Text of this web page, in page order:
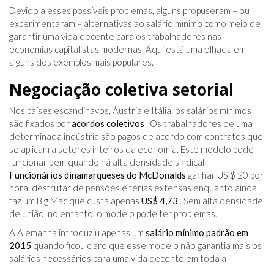
Devido a esses possíveis problemas, alguns propuseram – ou
experimentaram – alternativas ao salário mínimo como meio de
garantir uma vida decente para os trabalhadores nas
economias capitalistas modernas. Aqui está uma olhada em
alguns dos exemplos mais populares.
Negociação coletiva setorial
Nos países escandinavos, Áustria e Itália, os salários mínimos
são fixados poracordos coletivos . Os trabalhadores de uma
determinada indústria são pagos de acordo com contratos que
se aplicam a setores inteiros da economia. Este modelo pode
funcionar bem quando há alta densidade sindical —
Funcionários dinamarqueses do McDonalds ganhar US $ 20 por
hora, desfrutar de pensões e férias extensas enquanto ainda
faz um Big Mac que custa apenas US$ 4,73 . Sem alta densidade
de união, no entanto, o modelo pode ter problemas.
A Alemanha introduziu apenas um salário mínimo padrão em
2015 quando ficou claro que esse modelo não garantia mais os
salários necessários para uma vida decente em toda a